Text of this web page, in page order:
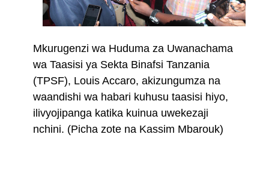
Mkurugenzi wa Huduma za Uwanachama
wa Taasisi ya Sekta Binafsi Tanzania
(TPSF), Louis Accaro, akizungumza na
waandishi wa habari kuhusu taasisi hiyo,
ilivyojipanga katika kuinua uwekezaji
nchini. (Picha zote na Kassim Mbarouk)